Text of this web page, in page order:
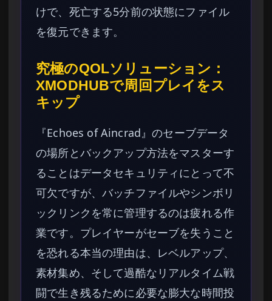
けで、死亡する5分前の状態にファイル
を復元できます。
究極のQOLソリューション：
XMODHUBで周回プレイをス
キップ
『Echoes of Aincrad』のセーブデータ
の場所とバックアップ方法をマスターす
ることはデータセキュリティにとって不
可欠ですが、バッチファイルやシンボリ
ックリンクを常に管理するのは疲れる作
業です。プレイヤーがセーブを失うこと
を恐れる本当の理由は、レベルアップ、
素材集め、そして過酷なリアルタイム戦
闘で生き残るために必要な膨大な時間投